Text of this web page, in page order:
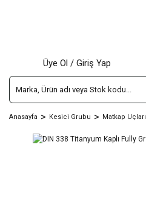
Üye Ol / Giriş Yap
Anasayfa Kesici Grubu Matkap Uçları